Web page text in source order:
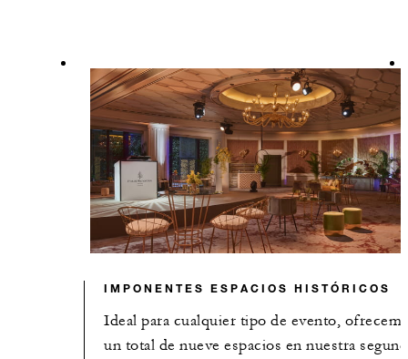
IMPONENTES ESPACIOS HISTÓRICOS
Ideal para cualquier tipo de evento,
un total de nueve espacios en nuestra